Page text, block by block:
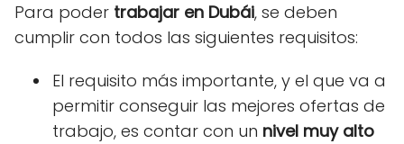
Para poder trabajar en Dubái, se deben
cumplir con todos las siguientes requisitos:
El requisito más importante, y el que va a
permitir conseguir las mejores ofertas de
trabajo, es contar con un nivel muy alto